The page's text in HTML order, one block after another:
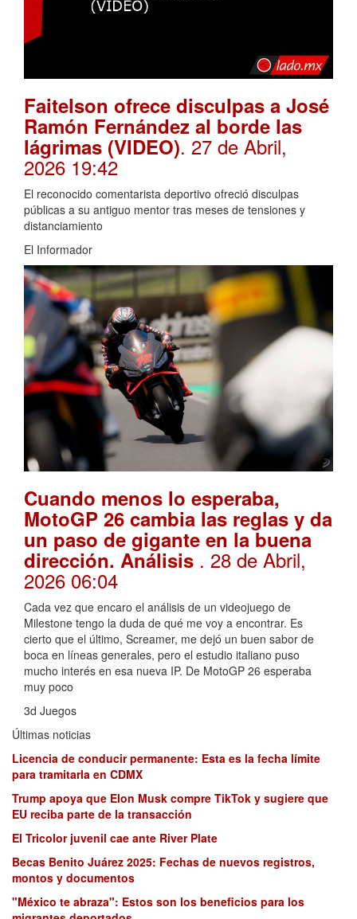
Faitelson ofrece disculpas a José
Ramón Fernández al borde las
lágrimas (VIDEO). 27 de Abril,
2026 19:42
El reconocido comentarista deportivo ofreció disculpas
públicas a su antiguo mentor tras meses de tensiones y
distanciamiento
El Informador
Cuando menos lo esperaba,
MotoGP 26 cambia las reglas y da
un paso de gigante en la buena
dirección. Análisis . 28 de Abril,
2026 06:04
Cada vez que encaro el análisis de un videojuego de
Milestone tengo la duda de qué me voy a encontrar. Es
cierto que el último, Screamer, me dejó un buen sabor de
boca en líneas generales, pero el estudio italiano puso
mucho interés en esa nueva IP. De MotoGP 26 esperaba
muy poco
3d Juegos
Últimas noticias
Licencia de conducir permanente: Esta es la fecha límite
para tramitarla en CDMX
Trump apoya que Elon Musk compre TikTok y sugiere que
EU reciba parte de la transacción
El Tricolor juvenil cae ante River Plate
Becas Benito Juárez 2025: Fechas de nuevos registros,
montos y documentos
"México te abraza": Estos son los beneficios para los